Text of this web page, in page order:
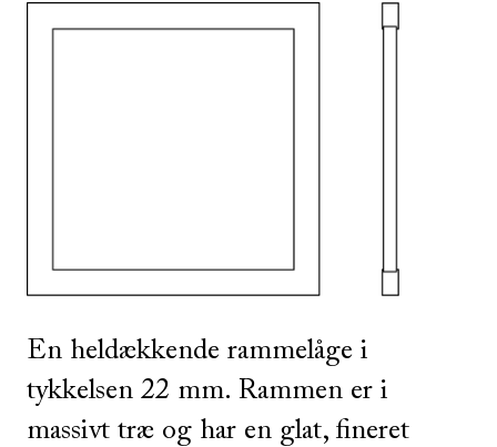
En heldækkende rammelåge i
tykkelsen 22 mm. Rammen er i
massivt træ og har en glat, fineret